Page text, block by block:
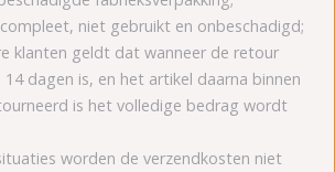
niet gebruikt en onbeschadigd;
klanten geldt dat wanneer de retour
dagen is, en het artikel daarna binnen
is het volledige bedrag wordt
worden de verzendkosten niet